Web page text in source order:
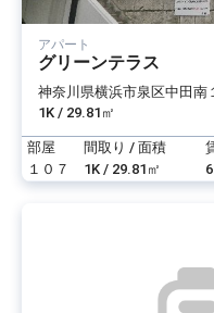
アパート
グリーンテラス
神奈川県横浜市泉区中田南
1K / 29.81㎡
部屋 間取り / 面積
１０７
1K / 29.81㎡